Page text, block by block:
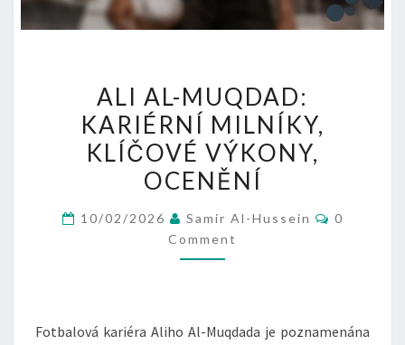
AL-
MUQDAD:
KARIÉRNÍ
MILNÍKY,
VÝKONY,
OCENĚNÍ
ALI AL-MUQDAD:
KARIÉRNÍ MILNÍKY,
KLÍČOVÉ VÝKONY,
OCENĚNÍ
10/02/2026 Samir Al-Hussein Comments
0
Comment
Fotbalová kariéra Aliho Al-Muqdada je poznamenána